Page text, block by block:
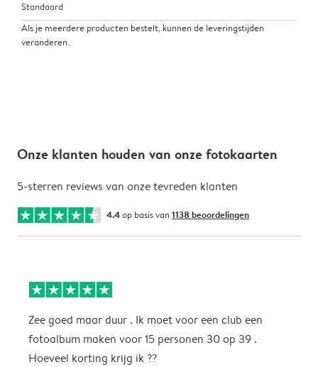
Standaard
Als je meerdere producten bestelt, kunnen de leveringstijden
veranderen.
Onze klanten houden van onze fotokaarten
5-sterren reviews van onze tevreden klanten
4.4op basis van 1138 beoordelingen
Zee goed maar duur . Ik moet voor een club een
fotoalbum maken voor 15 personen 30 op 39 .
Hoeveel korting krijg ik ??